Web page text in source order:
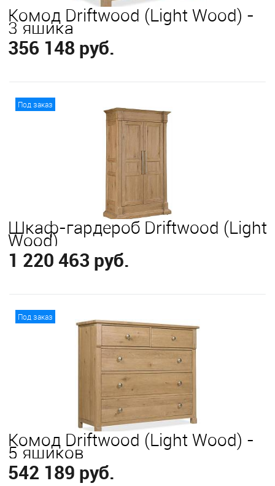
Комод Driftwood (Light Wood) -
3 ящика
356 148 руб.
В корзину
Под заказ
Шкаф-гардероб Driftwood (Light
Wood)
1 220 463 руб.
В корзину
Под заказ
Комод Driftwood (Light Wood) -
5 ящиков
542 189 руб.